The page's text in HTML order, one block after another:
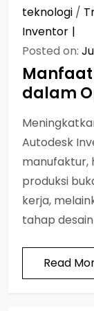
teknologi /
Inventor
Posted on:
dalam
Autodesk
manufaktur,
produksi
kerja,
tahap
Read